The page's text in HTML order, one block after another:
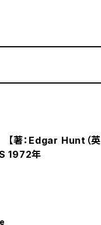
：Edgar Hunt（英
1972年